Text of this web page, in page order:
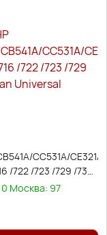
CE340A/Canon
CC531A/
/722 /723 /729 /732
0 Москва: 97